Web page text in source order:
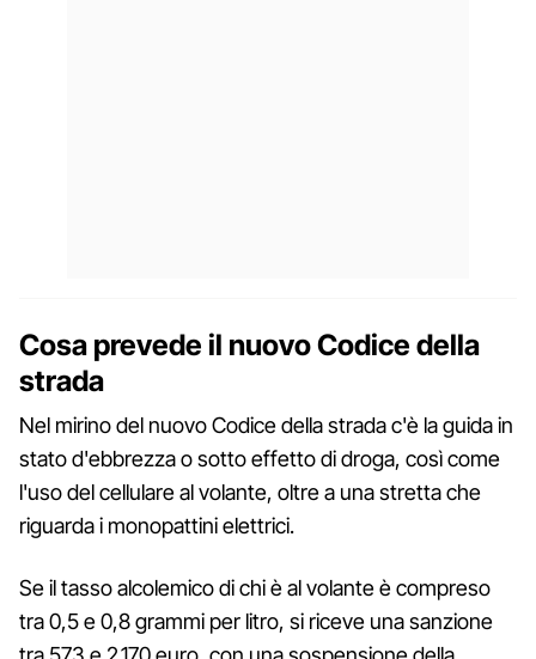
Cosa prevede il nuovo Codice della
strada
Nel mirino del nuovo Codice della strada c'è la guida in
stato d'ebbrezza o sotto effetto di droga, così come
l'uso del cellulare al volante, oltre a una stretta che
riguarda i monopattini elettrici.
Se il tasso alcolemico di chi è al volante è compreso
tra 0,5 e 0,8 grammi per litro, si riceve una sanzione